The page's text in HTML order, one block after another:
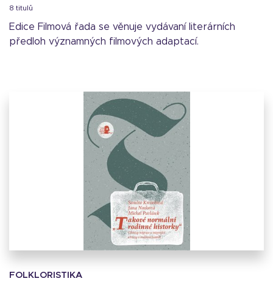
8 titulů
Edice Filmová řada se věnuje vydávaní literárních
předloh významných filmových adaptací.
FOLKLORISTIKA